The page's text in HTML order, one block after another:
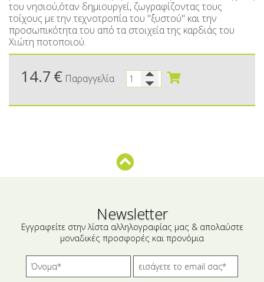
Κεραλοιφές
Μακιγιάζ
Αλμυρά snacks
Ροφήματα
Αλίπαστα Ψαρικά
Έτοιμα Μείγματα
του νησιού,όταν δημιουργεί, ζωγραφίζοντας τους
τοίχους με την τεχνοτροπία του "ξυστού" και την
προσωπικότητα του από τα στοιχεία της καρδιάς του
Χιώτη ποτοποιού.
14.7 € Παραγγελία
Newsletter
Εγγραφείτε στην λίστα αλληλογραφίας μας & απολαύστε
μοναδικές προσφορές και προνόμια